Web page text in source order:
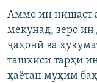
Аммо ин нишаст
мекунад, зеро ин
ҷаҳонӣ ва
ташхиси тарҳи
ҳаётан муҳим